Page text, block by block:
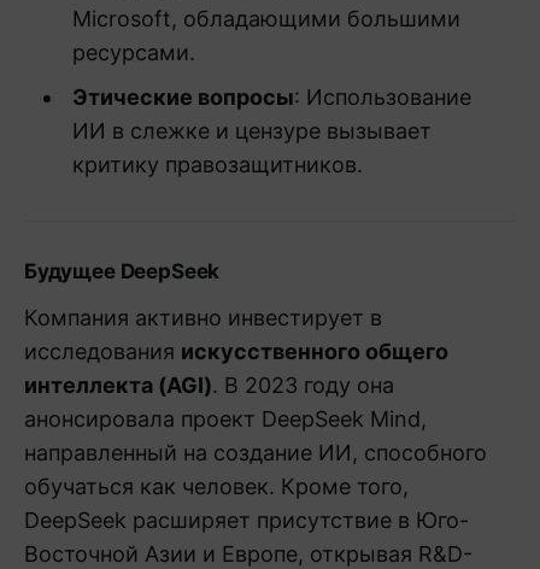
Microsoft, обладающими большими
ресурсами.
Этические вопросы: Использование
ИИ в слежке и цензуре вызывает
критику правозащитников.
Будущее DeepSeek
Компания активно инвестирует в
исследования искусственного общего
интеллекта (AGI). В 2023 году она
анонсировала проект DeepSeek Mind,
направленный на создание ИИ, способного
обучаться как человек. Кроме того,
DeepSeek расширяет присутствие в Юго-
Восточной Азии и Европе, открывая R&D-